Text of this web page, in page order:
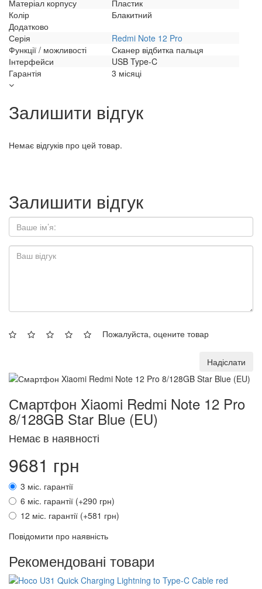
Матеріал корпусу
Пластик
Колір
Блакитний
Додатково
Серія
Redmi Note 12 Pro
Функції / можливості
Сканер відбитка пальця
Інтерфейси
USB Type-C
Гарантія
3 місяці
Залишити відгук
Немає відгуків про цей товар.
Залишити відгук
Пожалуйста, оцените товар
Надіслати
Смартфон Xiaomi Redmi Note 12 Pro
8/128GB Star Blue (EU)
Немає в наявності
9681 грн
3 міс. гарантії
6 міс. гарантії (+290 грн)
12 міс. гарантії (+581 грн)
Повідомити про наявність
Рекомендовані товари